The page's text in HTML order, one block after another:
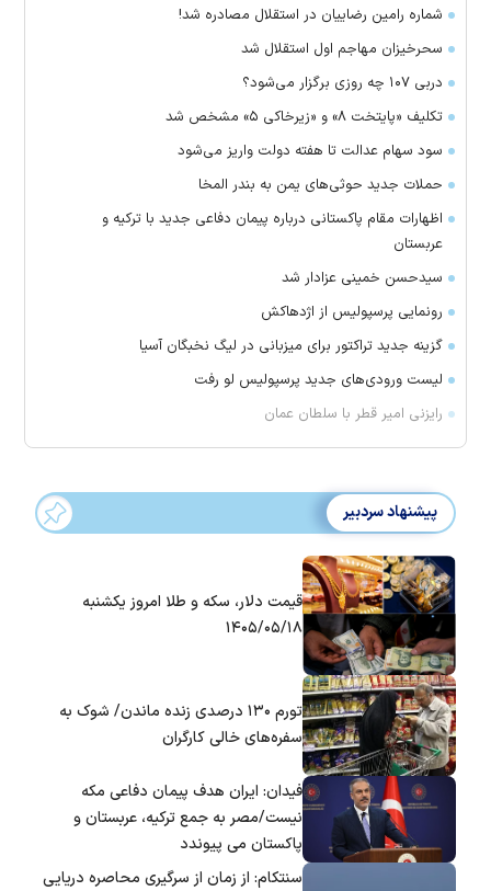
شماره رامین رضاییان در استقلال مصادره شد!
سحرخیزان مهاجم اول استقلال شد
دربی ۱۰۷ چه روزی برگزار می‌شود؟
تکلیف «پایتخت ۸» و «زیرخاکی ۵» مشخص شد
سود سهام عدالت تا هفته دولت واریز می‌شود
حملات جدید حوثی‌های یمن به بندر المخا
اظهارات مقام پاکستانی درباره پیمان دفاعی جدید با ترکیه و
عربستان
سیدحسن خمینی عزادار شد
رونمایی پرسپولیس از اژدهاکش
گزینه جدید تراکتور برای میزبانی در لیگ نخبگان آسیا
لیست ورودی‌های جدید پرسپولیس لو رفت
رایزنی امیر قطر با سلطان عمان
پیشنهاد سردبیر
قیمت دلار، سکه و طلا امروز یکشنبه
۱۴۰۵/۰۵/۱۸
تورم ۱۳۰ درصدی زنده ماندن/ شوک به
سفره‌های خالی کارگران
فیدان: ایران هدف پیمان دفاعی مکه
نیست/مصر به جمع ترکیه، عربستان و
پاکستان می پیوندد
سنتکام: از زمان از سرگیری محاصره دریایی